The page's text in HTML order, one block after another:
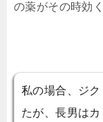
の薬がその時効
私の場合、ジ
たが、長男は